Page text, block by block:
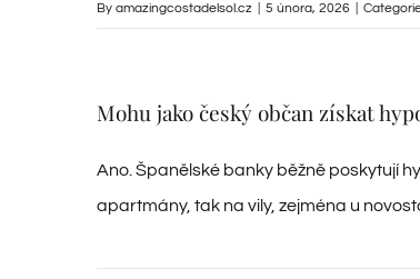
By amazingcostadelsol.cz 5 února, 2026
Mohu jako český občan získat
Ano. Španělské banky běžně poskytují
apartmány, tak na vily, zejména u